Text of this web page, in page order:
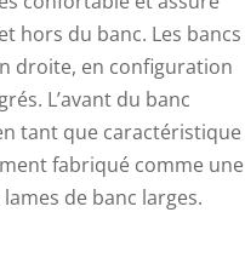
hors du banc. Les bancs
droite, en configuration
L’avant du banc
tant que caractéristique
fabriqué comme une
de banc larges.